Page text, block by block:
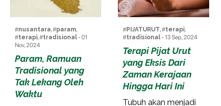
#nusantara, #param,
#terapi, #tradisional- 01
Nov, 2024
Param, Ramuan
Tradisional yang
Tak Lekang Oleh
Waktu
#PIJATURUT, #terapi,
#tradisional- 13 Sep, 2024
Terapi Pijat Urut
yang Eksis Dari
Zaman Kerajaan
Hingga Hari Ini
Tubuh akan menjadi